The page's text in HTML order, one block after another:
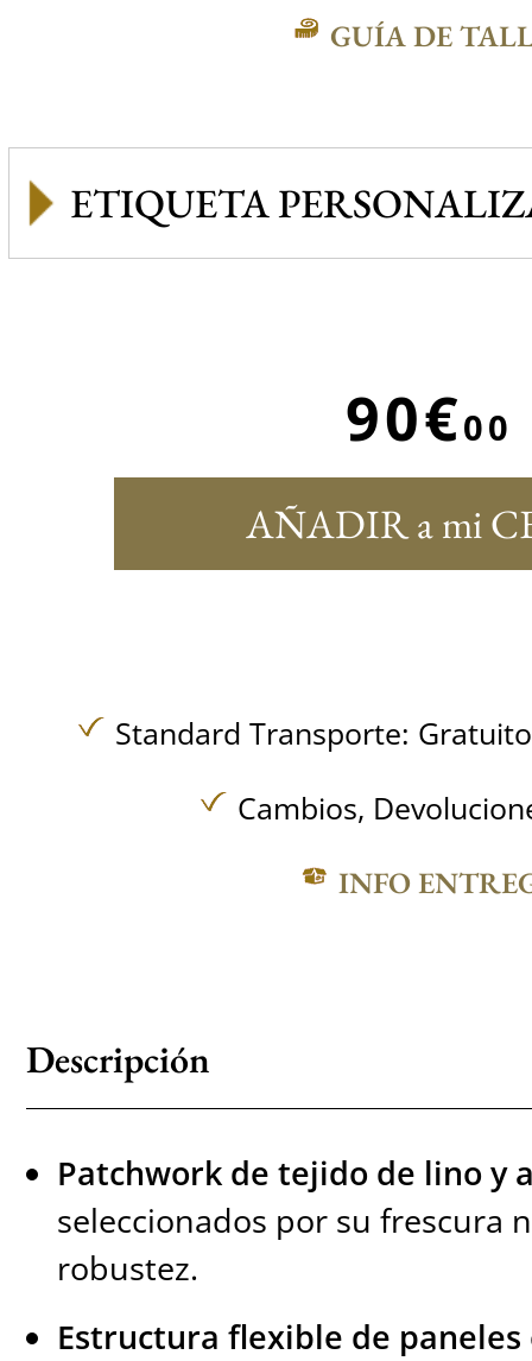
GUÍA DE
ETIQUETA
90€00
AÑADIR a mi
Standard Transporte:
Cambios,
INFO
Descripción
Patchwork de tejido de lino y
seleccionados por su frescura
robustez.
Estructura flexible de